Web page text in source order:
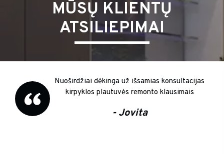
MŪSŲ KLIENTŲ
ATSILIEPIMAI
Nuoširdžiai dėkinga už išsamias konsultacijas
kirpyklos plautuvės remonto klausimais
- Jovita